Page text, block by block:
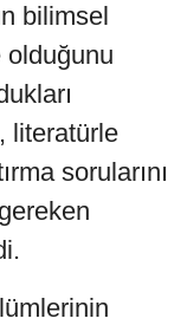
bilimsel
olduğunu
literatürle
sorularını